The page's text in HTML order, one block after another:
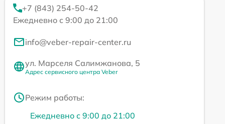
+7 (843) 254-50-42
Ежедневно с 9:00 до 21:00
info@veber-repair-center.ru
ул. Марселя Салимжанова, 5
Адрес сервисного центра Veber
Режим работы:
Ежедневно с 9:00 до 21:00